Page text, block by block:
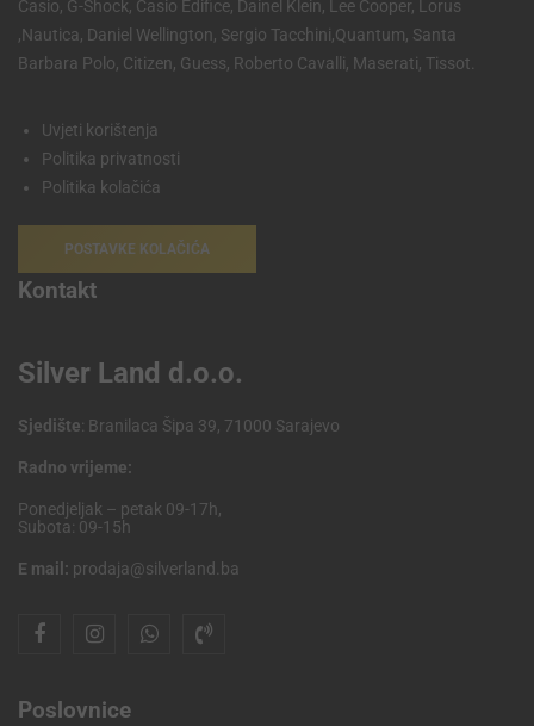
Casio, G-Shock, Casio Edifice, Dainel Klein, Lee Cooper, Lorus
,Nautica, Daniel Wellington, Sergio Tacchini,Quantum, Santa
Barbara Polo, Citizen, Guess, Roberto Cavalli, Maserati, Tissot.
Uvjeti korištenja
Politika privatnosti
Politika kolačića
POSTAVKE KOLAČIĆA
Kontakt
Silver Land d.o.o.
Sjedište: Branilaca Šipa 39, 71000 Sarajevo
Radno vrijeme:
Ponedjeljak – petak 09-17h,
Subota: 09-15h
E mail: prodaja@silverland.ba
Poslovnice